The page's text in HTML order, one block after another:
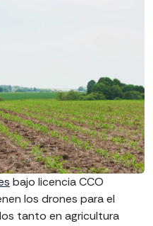
bajo licencia CCO
los drones para el
tanto en agricultura